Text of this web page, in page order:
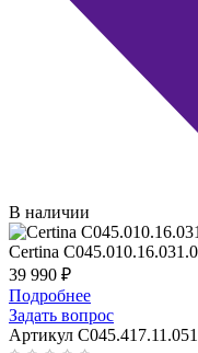
В наличии
Certina
39 990 ₽
Подробнее
Задать вопрос
Артикул